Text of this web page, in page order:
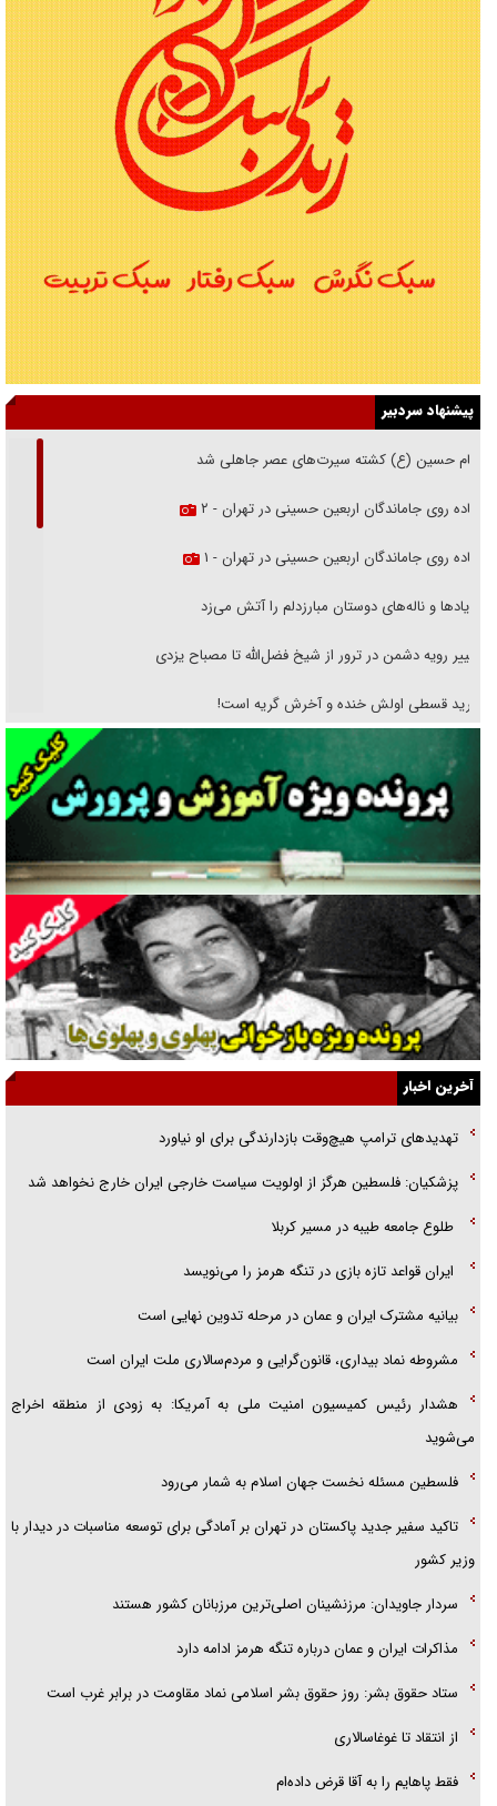
پیشنهاد سردبیر
امام حسین (ع) کشته سیرت‌های عصر جاهلی شد
پیاده روی جاماندگان اربعین حسینی در تهران - ۲
پیاده روی جاماندگان اربعین حسینی در تهران - ۱
فریاد‌ها و ناله‌های دوستان مبارزدلم را آتش می‌زد
تغییر رویه دشمن در ترور از شیخ فضل‌الله تا مصباح یزدی
خرید قسطی اولش خنده و آخرش گریه است!
فوتبال و آن «بالا»!
راهبرد غافلگیری با نسل جدید پهپاد‌ها
جنجال پزشکان تقلبی در صنعت زیبایی
یهودی‌ها در ادبیات داستانی اروپا؛ از شکسپیر تا دیکنز
گفت‌وگو با خواهر یکی از شهدای جنگ رمضان/ خواهرم فرمانده جهادی و
اهل خدمت بی‌منت بود
جزئیات شکنجه‌هایم فراتر از آن است که در بیان بگنجد!
پلیس
آخرین اخبار
تهدید‌های ترامپ هیچ‌وقت بازدارندگی برای او نیاورد
پزشکیان: فلسطین هرگز از اولویت سیاست خارجی ایران خارج نخواهد شد
طلوع جامعه طیبه در مسیر کربلا
ایران قواعد تازه بازی در تنگه هرمز را می‌نویسد
بیانیه مشترک ایران و عمان در مرحله تدوین نهایی است
مشروطه نماد بیداری، قانون‌گرایی و مردم‌سالاری ملت ایران است
هشدار رئیس کمیسیون امنیت ملی به آمریکا: به زودی از منطقه اخراج
می‌شوید
فلسطین مسئله نخست جهان اسلام به شمار می‌رود
تاکید سفیر جدید پاکستان در تهران بر آمادگی برای توسعه مناسبات در دیدار با
وزیر کشور
سردار جاویدان: مرزنشینان اصلی‌ترین مرزبانان کشور هستند
مذاکرات ایران و عمان درباره تنگه هرمز ادامه دارد
ستاد حقوق بشر: روز حقوق بشر اسلامی نماد مقاومت در برابر غرب است
از انتقاد تا غوغاسالاری
فقط پاهایم را به آقا قرض داده‌ام